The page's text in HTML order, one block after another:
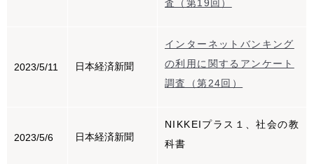
査（第19回）
2023/5/11 日本経済新聞
インターネットバンキング
の利用に関するアンケート
調査（第24回）
2023/5/6 日本経済新聞
NIKKEIプラス１、社会の教
科書